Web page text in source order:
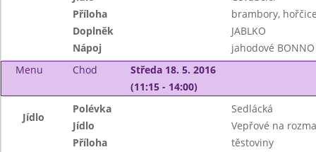
Příloha
brambory,
Doplněk
JABLKO
Nápoj
jahodové BONNO
Menu
Chod
Středa 18. 5. 2016
(11:15 - 14:00)
Jídlo
Polévka
Sedlácká
Jídlo
Vepřové na
Příloha
těstoviny